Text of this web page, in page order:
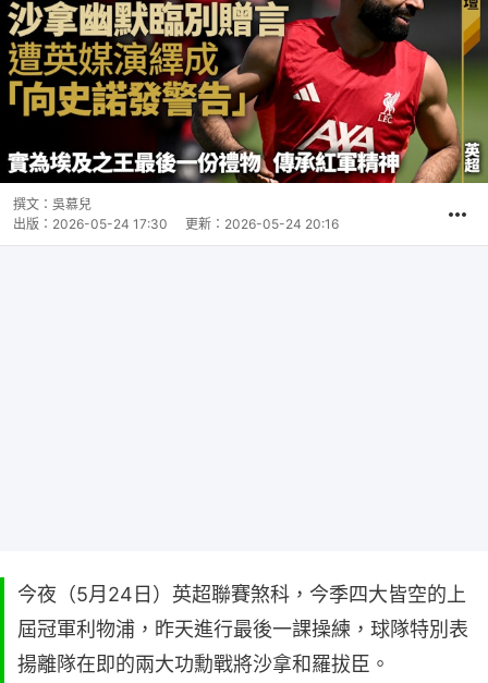
撰文： 吳慕兒
出版： 2026-05-24 17:30 更新： 2026-05-24 20:16
今夜（5月24日）英超聯賽煞科，今季四大皆空的上
屆冠軍利物浦，昨天進行最後一課操練，球隊特別表
揚離隊在即的兩大功勳戰將沙拿和羅拔臣。